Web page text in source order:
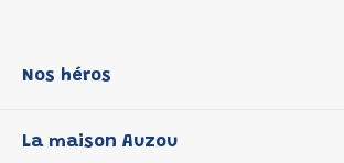
Nos héros
P'tit Loup
La maison Auzou